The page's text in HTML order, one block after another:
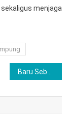
menjaga